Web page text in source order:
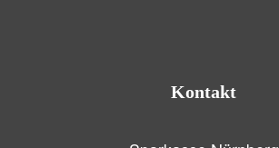
Kontakt